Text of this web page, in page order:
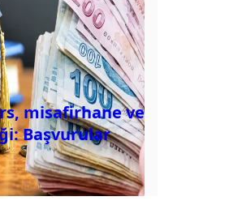
misafirhane ve
Başvurular